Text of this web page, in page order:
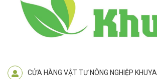
CỬA HÀNG VẬT TƯ NÔNG NGHIỆP KHUYA